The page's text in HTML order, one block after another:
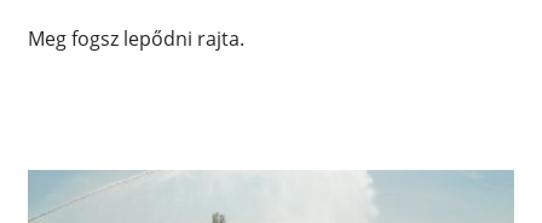
Meg fogsz lepődni rajta.